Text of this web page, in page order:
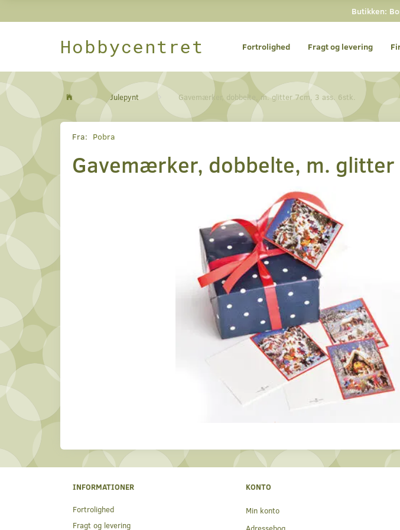
Butikken:
Hobbycentret Fortrolighed Fragt og levering
Julepynt Gavemærker, dobbelte, m. glitter 7cm, 3 ass. 6stk.
Fra: Pobra
Gavemærker, dobbelte, m. glitter
INFORMATIONER
Fortrolighed
Fragt og levering
KONTO
Min konto
Adressebog